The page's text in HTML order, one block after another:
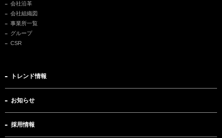
会社沿革
会社組織図
事業所一覧
グループ
CSR
トレンド情報
お知らせ
採用情報